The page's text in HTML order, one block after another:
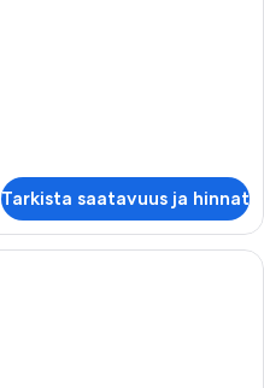
Tarkista saatavuus ja hinnat
Makuuhuone, jossa on sänky,